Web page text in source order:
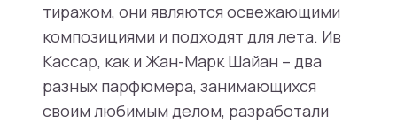
тиражом, они являются освежающими
композициями и подходят для лета. Ив
Кассар, как и Жан-Марк Шайан – два
разных парфюмера, занимающихся
своим любимым делом, разработали